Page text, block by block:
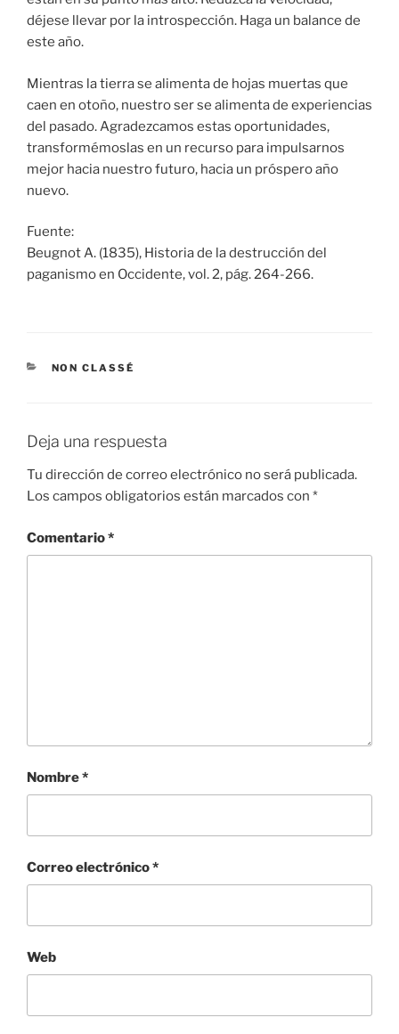
déjese llevar por la introspección. Haga un balance de
este año.
Mientras la tierra se alimenta de hojas muertas que
caen en otoño, nuestro ser se alimenta de experiencias
del pasado. Agradezcamos estas oportunidades,
transformémoslas en un recurso para impulsarnos
mejor hacia nuestro futuro, hacia un próspero año
nuevo.
Fuente:
Beugnot A. (1835), Historia de la destrucción del
paganismo en Occidente, vol. 2, pág. 264-266.
CATEGORÍAS
NON CLASSÉ
Deja una respuesta
Tu dirección de correo electrónico no será publicada.
Los campos obligatorios están marcados con *
Comentario*
Nombre*
Correo electrónico*
Web